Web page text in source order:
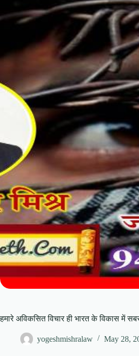
हमारे अविकसित विचार ही भारत के विकास में
yogeshmishralaw May 28,